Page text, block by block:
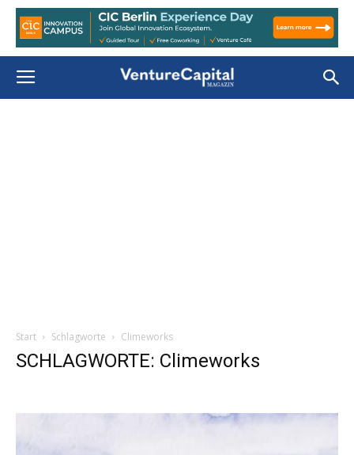
Start Schlagworte Climeworks
SCHLAGWORTE: Climeworks